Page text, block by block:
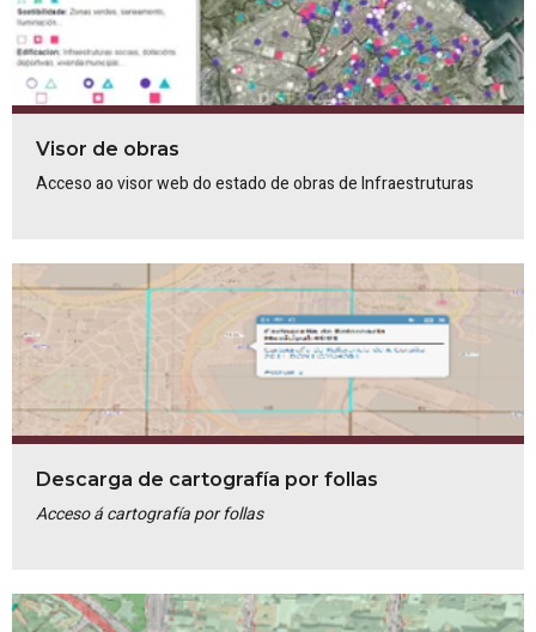
Visor de obras
Acceso ao visor web do estado de obras de Infraestruturas
Descarga de cartografía por follas
Acceso á cartografía por follas